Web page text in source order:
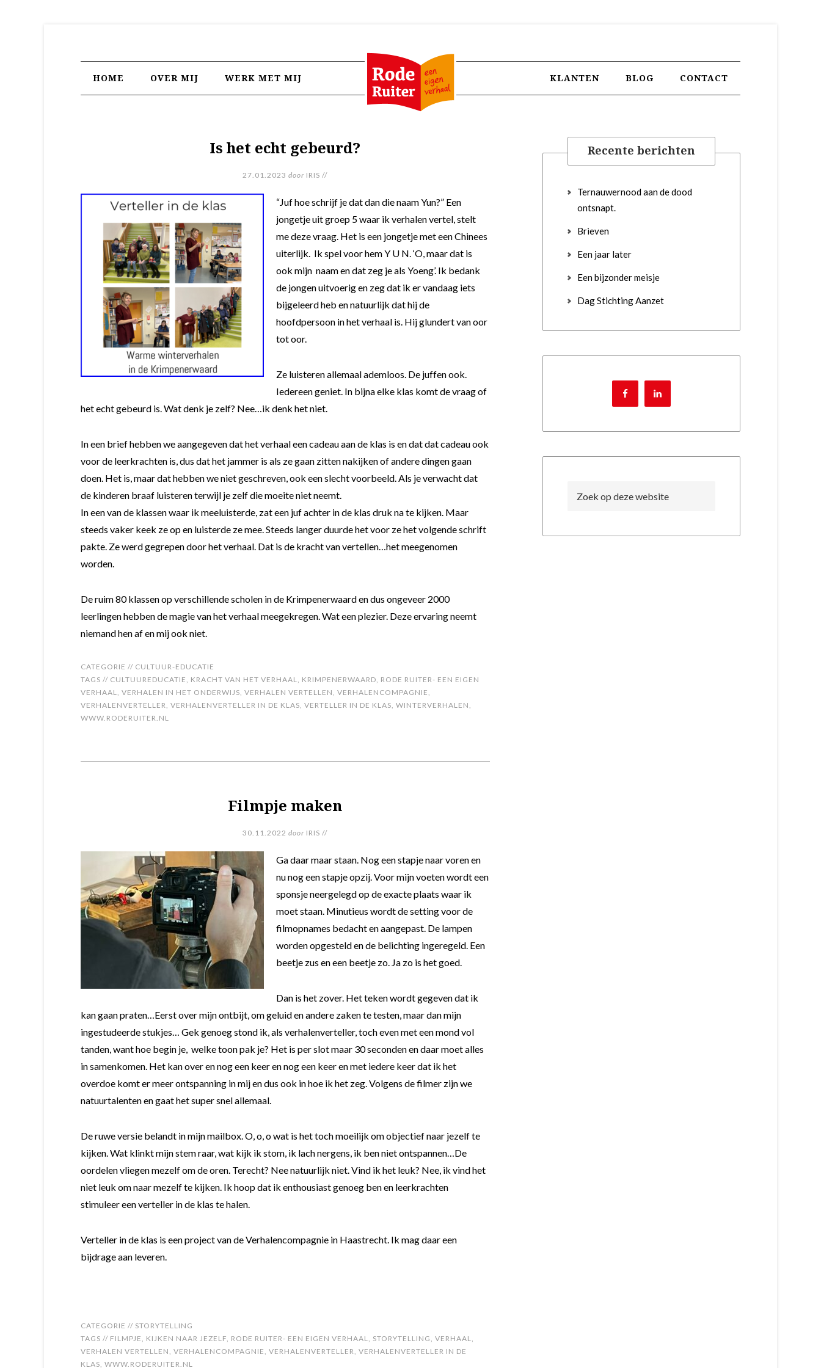
HOME OVER MIJ WERK MET MIJ KLANTEN BLOG CONTACT
Is het echt gebeurd?
27.01.2023 door IRIS //
“Juf hoe schrijf je dat dan die naam Yun?” Een
jongetje uit groep 5 waar ik verhalen vertel, stelt
me deze vraag. Het is een jongetje met een Chinees
uiterlijk. Ik spel voor hem Y U N. ‘O, maar dat is
ook mijn naam en dat zeg je als Yoeng’. Ik bedank
de jongen uitvoerig en zeg dat ik er vandaag iets
bijgeleerd heb en natuurlijk dat hij de
hoofdpersoon in het verhaal is. Hij glundert van oor
tot oor.
Ze luisteren allemaal ademloos. De juffen ook.
Iedereen geniet. In bijna elke klas komt de vraag of
het echt gebeurd is. Wat denk je zelf? Nee…ik denk het niet.
In een brief hebben we aangegeven dat het verhaal een cadeau aan de klas is en dat dat cadeau ook
voor de leerkrachten is, dus dat het jammer is als ze gaan zitten nakijken of andere dingen gaan
doen. Het is, maar dat hebben we niet geschreven, ook een slecht voorbeeld. Als je verwacht dat
de kinderen braaf luisteren terwijl je zelf die moeite niet neemt.
In een van de klassen waar ik meeluisterde, zat een juf achter in de klas druk na te kijken. Maar
steeds vaker keek ze op en luisterde ze mee. Steeds langer duurde het voor ze het volgende schrift
pakte. Ze werd gegrepen door het verhaal. Dat is de kracht van vertellen…het meegenomen
worden.
De ruim 80 klassen op verschillende scholen in de Krimpenerwaard en dus ongeveer 2000
leerlingen hebben de magie van het verhaal meegekregen. Wat een plezier. Deze ervaring neemt
niemand hen af en mij ook niet.
CATEGORIE // CULTUUR-EDUCATIE
TAGS // CULTUUREDUCATIE, KRACHT VAN HET VERHAAL, KRIMPENERWAARD, RODE RUITER- EEN EIGEN
VERHAAL, VERHALEN IN HET ONDERWIJS, VERHALEN VERTELLEN, VERHALENCOMPAGNIE,
VERHALENVERTELLER, VERHALENVERTELLER IN DE KLAS, VERTELLER IN DE KLAS, WINTERVERHALEN,
WWW.RODERUITER.NL
Filmpje maken
30.11.2022 door IRIS //
Ga daar maar staan. Nog een stapje naar voren en
nu nog een stapje opzij. Voor mijn voeten wordt een
sponsje neergelegd op de exacte plaats waar ik
moet staan. Minutieus wordt de setting voor de
filmopnames bedacht en aangepast. De lampen
worden opgesteld en de belichting ingeregeld. Een
beetje zus en een beetje zo. Ja zo is het goed.
Dan is het zover. Het teken wordt gegeven dat ik
kan gaan praten…Eerst over mijn ontbijt, om geluid en andere zaken te testen, maar dan mijn
ingestudeerde stukjes… Gek genoeg stond ik, als verhalenverteller, toch even met een mond vol
tanden, want hoe begin je, welke toon pak je? Het is per slot maar 30 seconden en daar moet alles
in samenkomen. Het kan over en nog een keer en nog een keer en met iedere keer dat ik het
overdoe komt er meer ontspanning in mij en dus ook in hoe ik het zeg. Volgens de filmer zijn we
natuurtalenten en gaat het super snel allemaal.
De ruwe versie belandt in mijn mailbox. O, o, o wat is het toch moeilijk om objectief naar jezelf te
kijken. Wat klinkt mijn stem raar, wat kijk ik stom, ik lach nergens, ik ben niet ontspannen…De
oordelen vliegen mezelf om de oren. Terecht? Nee natuurlijk niet. Vind ik het leuk? Nee, ik vind het
niet leuk om naar mezelf te kijken. Ik hoop dat ik enthousiast genoeg ben en leerkrachten
stimuleer een verteller in de klas te halen.
Verteller in de klas is een project van de Verhalencompagnie in Haastrecht. Ik mag daar een
bijdrage aan leveren.
CATEGORIE // STORYTELLING
TAGS // FILMPJE, KIJKEN NAAR JEZELF, RODE RUITER- EEN EIGEN VERHAAL, STORYTELLING, VERHAAL,
VERHALEN VERTELLEN, VERHALENCOMPAGNIE, VERHALENVERTELLER, VERHALENVERTELLER IN DE
KLAS, WWW.RODERUITER.NL
Recente berichten
Ternauwernood aan de dood
ontsnapt.
Brieven
Een jaar later
Een bijzonder meisje
Dag Stichting Aanzet